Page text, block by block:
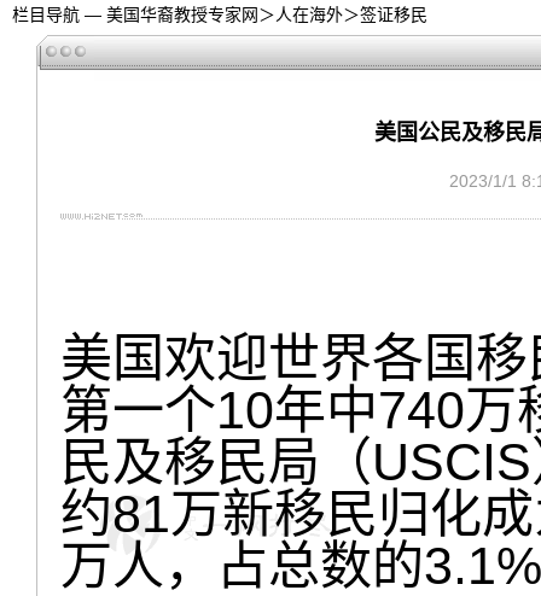
栏目导航 — 美国华裔教授专家网＞人在海外＞签证移民
美国公民及移民
2023/1/1
美国欢迎世界各国
第一个10年中740万
民及移民局（
约81万新移民归化
万人，占总数的